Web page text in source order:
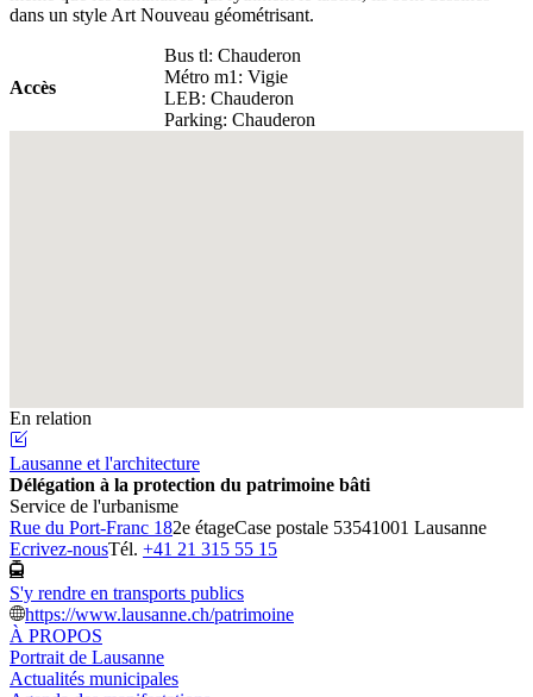
dans un style Art Nouveau géométrisant.
Accès
Bus tl: Chauderon
Métro m1: Vigie
LEB: Chauderon
Parking: Chauderon
En relation
Lausanne et l'architecture
Délégation à la protection du patrimoine bâti
Service de l'urbanisme
Rue du Port-Franc 182e étageCase postale 53541001 Lausanne
Ecrivez-nousTél. +41 21 315 55 15
S'y rendre en transports publics
https://www.lausanne.ch/patrimoine
À PROPOS
Portrait de Lausanne
Actualités municipales